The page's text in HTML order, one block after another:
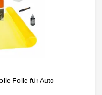
Folie für Auto